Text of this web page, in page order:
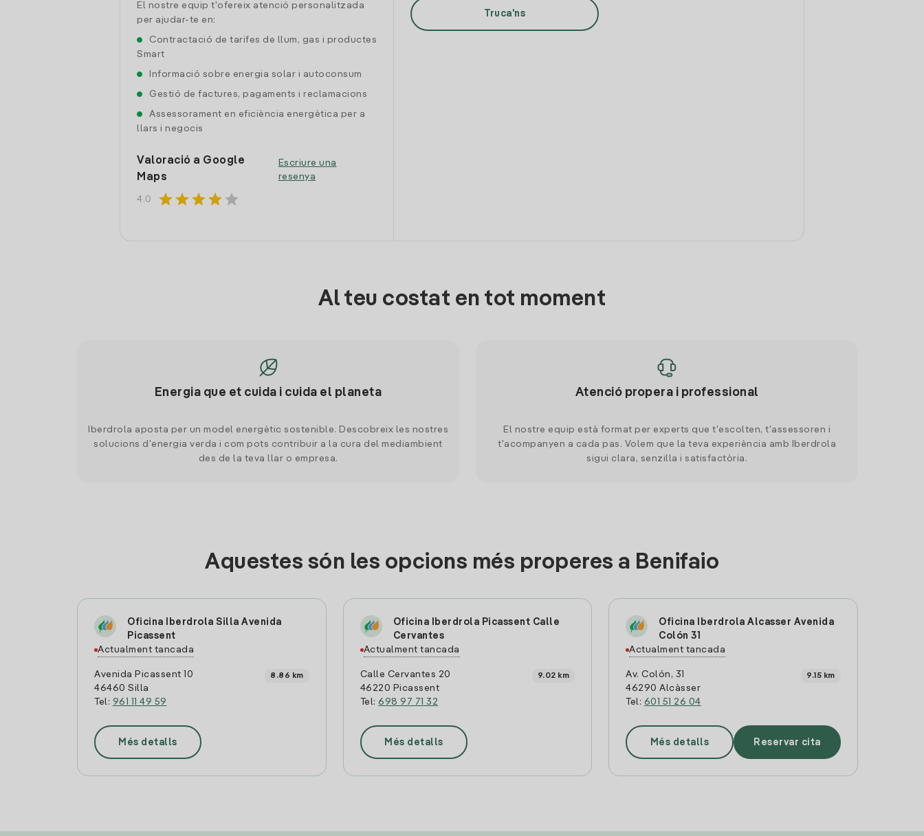
El nostre equip t'ofereix atenció personalitzada
per ajudar-te en:
Contractació de tarifes de llum, gas i productes
Smart
Informació sobre energia solar i autoconsum
Gestió de factures, pagaments i reclamacions
Assessorament en eficiència energètica per a
llars i negocis
Valoració a Google
Maps
4.0 starstarstarstar star
Escriure una
resenya
Truca'ns
Al teu costat en tot moment
Energia que et cuida i cuida el planeta
Iberdrola aposta per un model energètic sostenible. Descobreix les nostres
solucions d'energia verda i com pots contribuir a la cura del mediambient
des de la teva llar o empresa.
Atenció propera i professional
El nostre equip està format per experts que t'escolten, t'assessoren i
t'acompanyen a cada pas. Volem que la teva experiència amb Iberdrola
sigui clara, senzilla i satisfactòria.
Aquestes són les opcions més properes a Benifaio
Oficina Iberdrola Silla Avenida
Picassent
Actualment tancada
Avenida Picassent 10
46460 Silla
Tel: 961 11 49 59
8.86 km
Més detalls
Oficina Iberdrola Picassent Calle
Cervantes
Actualment tancada
Calle Cervantes 20
46220 Picassent
Tel:698 97 71 32
9.02 km
Més detalls
Oficina Iberdrola Alcasser Avenida
Colón 31
Actualment tancada
Av. Colón, 31
46290 Alcàsser
Tel: 601 51 26 04
9.15 km
Més detalls Reservar cita